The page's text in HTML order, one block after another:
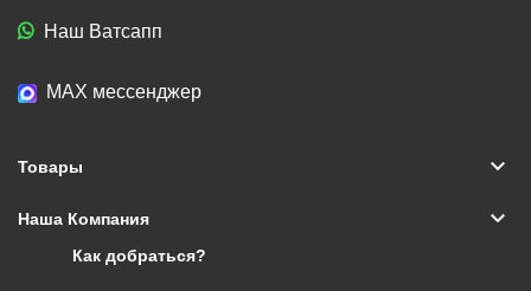
Наш Ватсапп
МАХ мессенджер
Товары keyboard_arrow_down
Наша Компания keyboard_arrow_down
Как добраться?